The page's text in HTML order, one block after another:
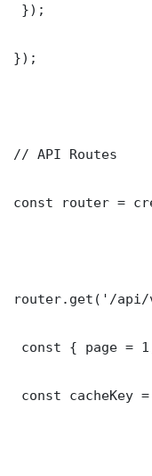
});
});
// API Routes
const router =
router.get('/api/
const { page =
const